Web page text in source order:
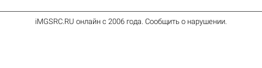
iMGSRC.RU онлайн с 2006 года Сообщить о нарушении